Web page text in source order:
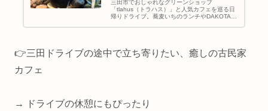
三田市でおしゃれなグリーンショップ
「tlahus（トラハス）」と人気カフェを巡る日
帰りドライブ。蕎麦いちのランチやDAKOTA
👉三田ドライブの途中で立ち寄りたい、癒しの古民家
カフェ
→ ドライブの休憩にもぴったり